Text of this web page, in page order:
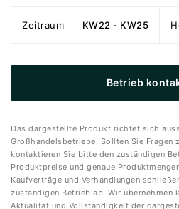
Zeitraum KW22 - KW25
Betrieb
Das dargestellte Produkt richtet sich
Großhandelsbetriebe. Sollten Sie Fragen
kontaktieren Sie bitte den zuständigen
Produktpreise und genaue
Kaufverträge und Verhandlungen
zuständigen Betrieb ab. Wir übernehmen
Aktualität und Vollständigkeit der